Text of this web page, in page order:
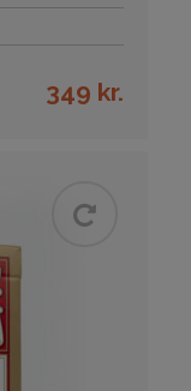
349 kr.